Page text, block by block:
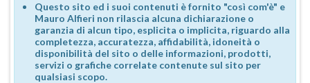
Questo sito ed i suoi contenuti è fornito "così com'è" e
Mauro Alfieri non rilascia alcuna dichiarazione o
garanzia di alcun tipo, esplicita o implicita, riguardo alla
completezza, accuratezza, affidabilità, idoneità o
disponibilità del sito o delle informazioni, prodotti,
servizi o grafiche correlate contenute sul sito per
qualsiasi scopo.